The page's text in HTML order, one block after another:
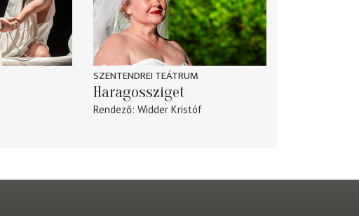
SZENTENDREI TEÁTRUM
Haragossziget
Rendező Widder Kristóf